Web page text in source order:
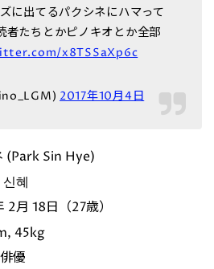
に出てるパクシネにハマって
者たちとかピノキオとか全部
x8TSSaXp6c
2017年10月4日
(Park Sin Hye)
혜
月 18日（27歳）
45kg
優